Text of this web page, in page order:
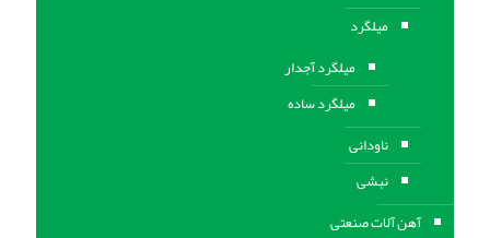
میلگرد
میلگرد آجدار
میلگرد ساده
ناودانی
نبشی
آهن آلات صنعتی